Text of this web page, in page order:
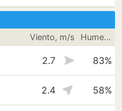
Viento, m/s Humedad
2.7 83%
2.4 58%